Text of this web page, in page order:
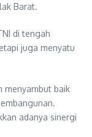
Barat.
di tengah
juga menyatu
menyambut baik
adanya sinergi